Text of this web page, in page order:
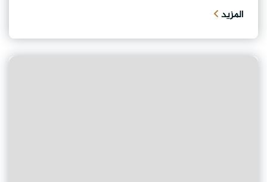
المزيد